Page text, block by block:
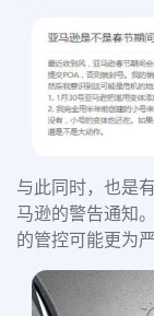
与此同时，也是
马逊的警告通知
的管控可能更为严